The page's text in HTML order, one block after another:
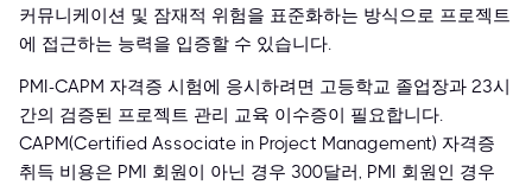
커뮤니케이션 및 잠재적 위험을 표준화하는 방식으로 프로젝트
에 접근하는 능력을 입증할 수 있습니다.
PMI-CAPM 자격증 시험에 응시하려면 고등학교 졸업장과 23시
간의 검증된 프로젝트 관리 교육 이수증이 필요합니다.
CAPM(Certified Associate in Project Management) 자격증
취득 비용은 PMI 회원이 아닌 경우 300달러, PMI 회원인 경우